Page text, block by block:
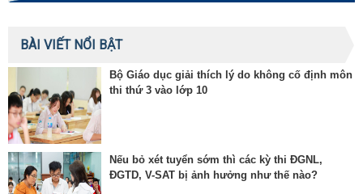
BÀI VIẾT NỔI BẬT
Bộ Giáo dục giải thích lý do không cố định môn
thi thứ 3 vào lớp 10
Nếu bỏ xét tuyển sớm thì các kỳ thi ĐGNL,
ĐGTD, V-SAT bị ảnh hưởng như thế nào?